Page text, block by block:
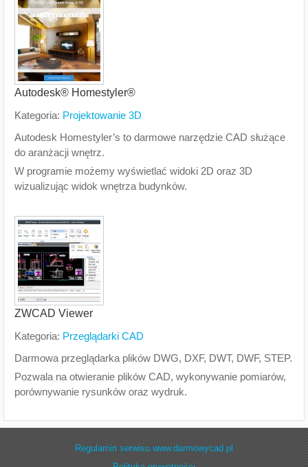
Autodesk® Homestyler®
Kategoria: Projektowanie 3D
Autodesk Homestyler’s to darmowe narzędzie CAD służące
do aranżacji wnętrz.
W programie możemy wyświetlać widoki 2D oraz 3D
wizualizując widok wnętrza budynków.
ZWCAD Viewer
Kategoria: Przeglądarki CAD
Darmowa przeglądarka plików DWG, DXF, DWT, DWF, STEP.
Pozwala na otwieranie plików CAD, wykonywanie pomiarów,
porównywanie rysunków oraz wydruk.
Regulamin serwisu www.darmowycad.pl